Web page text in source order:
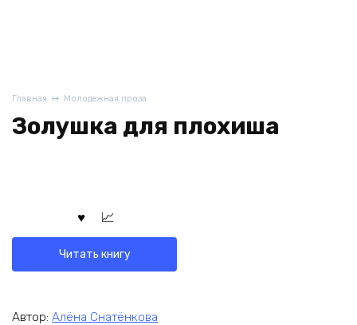
Главная Молодежная проза
Золушка для плохиша
Читать книгу
Автор: Алёна Снатёнкова